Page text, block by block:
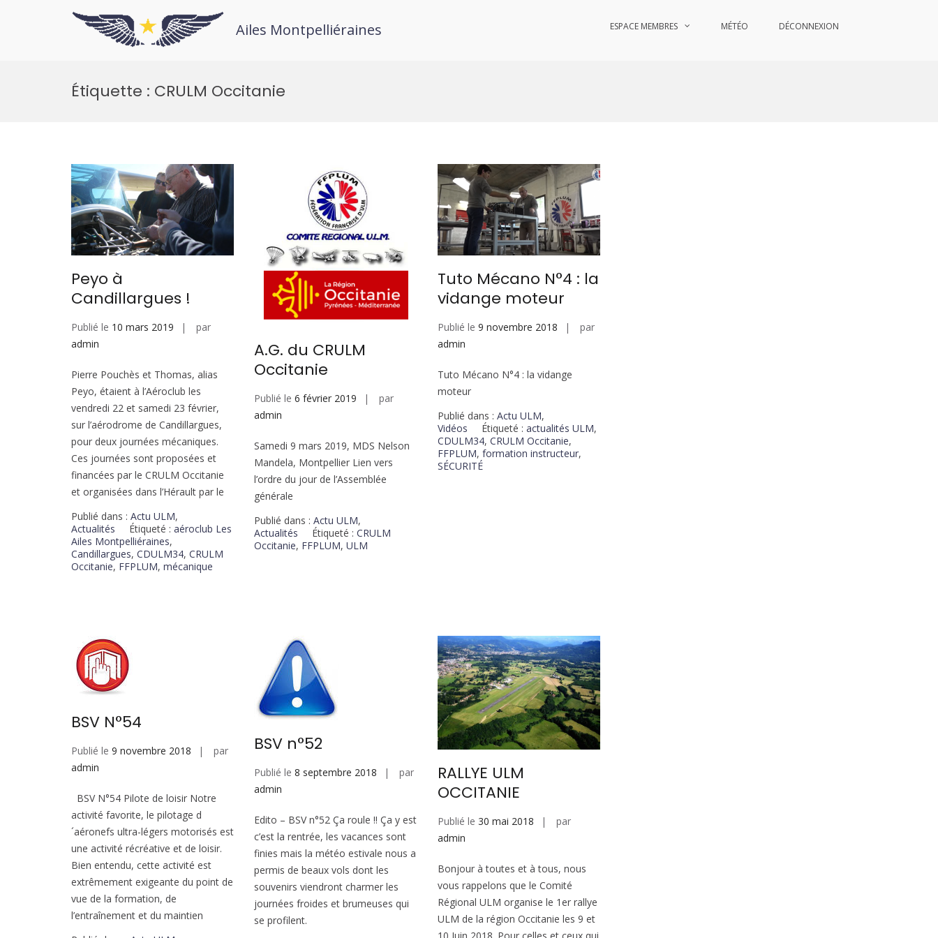
Ailes Montpelliéraines ESPACE MEMBRES MÉTÉO DÉCONNEXION
Étiquette : CRULM Occitanie
Peyo à
Candillargues !
Publié le 10 mars 2019
par
admin
Pierre Pouchès et Thomas, alias
Peyo, étaient à l’Aéroclub les
vendredi 22 et samedi 23 février,
sur l’aérodrome de Candillargues,
pour deux journées mécaniques.
Ces journées sont proposées et
financées par le CRULM Occitanie
et organisées dans l’Hérault par le
Publié dans : Actu ULM,
Actualités
Étiqueté : aéroclub Les
Ailes Montpelliéraines,
Candillargues, CDULM34, CRULM
Occitanie, FFPLUM, mécanique
A.G. du CRULM
Occitanie
Publié le6 février 2019
par
admin
Samedi 9 mars 2019, MDS Nelson
Mandela, Montpellier Lien vers
l’ordre du jour de l’Assemblée
générale
Publié dans :Actu ULM,
Actualités
Étiqueté :CRULM
Occitanie, FFPLUM,ULM
Tuto Mécano N°4 : la
vidange moteur
Publié le 9 novembre 2018
par
admin
Tuto Mécano N°4 : la vidange
moteur
Publié dans : Actu ULM,
Vidéos
Étiqueté : actualités ULM,
CDULM34, CRULM Occitanie,
FFPLUM, formation instructeur,
SÉCURITÉ
BSV N°54
Publié le 9 novembre 2018
par
admin
BSV N°54 Pilote de loisir Notre
activité favorite, le pilotage d
´aéronefs ultra-légers motorisés est
une activité récréative et de loisir.
Bien entendu, cette activité est
extrêmement exigeante du point de
vue de la formation, de
l’entraînement et du maintien
BSV n°52
Publié le8 septembre 2018
par
admin
Edito – BSV n°52 Ça roule !! Ça y est
c’est la rentrée, les vacances sont
finies mais la météo estivale nous a
permis de beaux vols dont les
souvenirs viendront charmer les
journées froides et brumeuses qui
se profilent.
RALLYE ULM
OCCITANIE
Publié le 30 mai 2018
par
admin
Bonjour à toutes et à tous, nous
vous rappelons que le Comité
Régional ULM organise le 1er rallye
ULM de la région Occitanie les 9 et